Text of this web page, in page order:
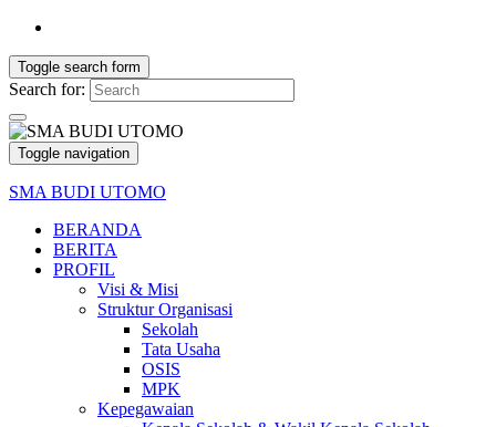
Toggle search form
Search for:
Toggle navigation
SMA BUDI UTOMO
BERANDA
BERITA
PROFIL
Visi & Misi
Struktur Organisasi
Sekolah
Tata Usaha
OSIS
MPK
Kepegawaian